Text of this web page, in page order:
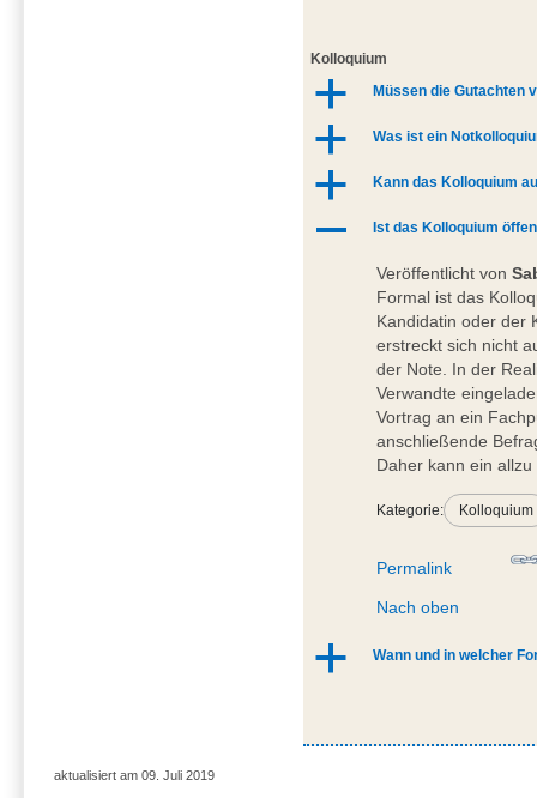
Kolloquium
a Müssen die Gutachten
a Was ist ein
a Kann das Kolloquium
A Ist das Kolloquium
Veröffentlicht von
Formal ist das
Kandidatin oder der
erstreckt sich nicht
der Note. In der
Verwandte
Vortrag an ein
anschließende
Daher kann ein
Kategorie: Kolloquium
Permalink
Nach oben
a Wann und in welcher
aktualisiert am 09. Juli 2019